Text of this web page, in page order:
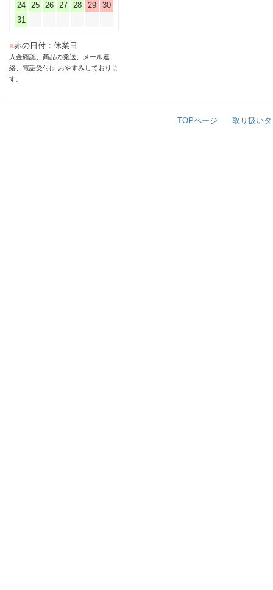
24
25 26 27 28 29
30
31
■赤の日付：休業日
入金確認、商品の発送、メール連
絡、電話受付は おやすみしておりま
す。
TOPページ 取り扱い